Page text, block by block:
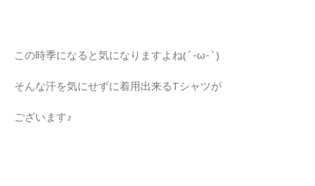
この時季になると気になりますよね(´-ω-`)
そんな汗を気にせずに着用出来るTシャツが
ございます♪